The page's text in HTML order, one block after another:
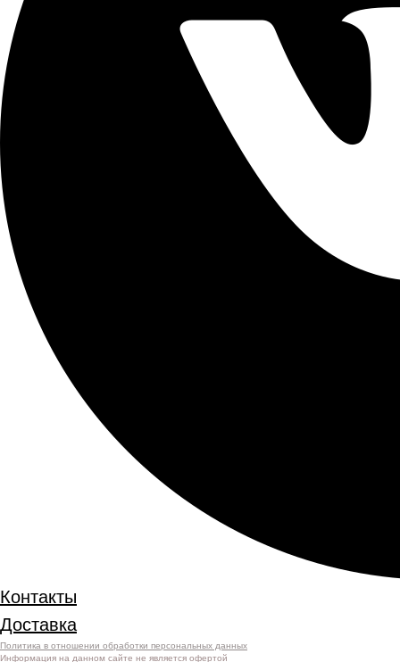
Контакты
Доставка
Политика в отношении обработки персональных данных
Информация на данном сайте не является офертой